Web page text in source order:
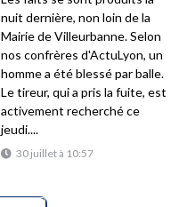
30 juillet à 10:57
nuit dernière, non loin de la
Mairie de Villeurbanne. Selon
nos confrères d'ActuLyon, un
homme a été blessé par balle.
Le tireur, qui a pris la fuite, est
activement recherché ce
jeudi....